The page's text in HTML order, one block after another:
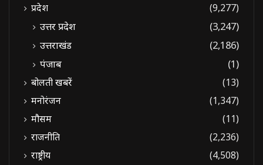
प्रदेश
(9,277)
उत्तर प्रदेश
(3,247)
उत्तराखंड
(2,186)
पंजाब
(1)
बोलती खबरें
(13)
मनोरंजन
(1,347)
मौसम
(11)
राजनीति
(2,236)
राष्ट्रीय
(4,508)